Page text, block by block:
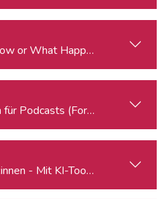
or What Happened to
Podcasts (Fortgeschrittene)
- Mit KI-Tools zum Erfolg